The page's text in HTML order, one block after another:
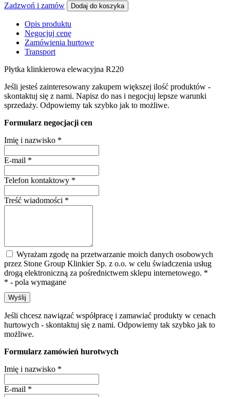
Zadzwoń i zamów Dodaj do koszyka
Opis produktu
Negocjuj cenę
Zamówienia hurtowe
Transport
Płytka klinkierowa elewacyjna R220
Jeśli jesteś zainteresowany zakupem większej ilość produktów -
skontaktuj się z nami. Napisz do nas i negocjuj lepsze warunki
sprzedaży. Odpowiemy tak szybko jak to możliwe.
Formularz negocjacji cen
Imię i nazwisko *
E-mail *
Telefon kontaktowy *
Treść wiadomości *
Wyrażam zgodę na przetwarzanie moich danych osobowych
przez Stone Group Klinkier Sp. z o.o. w celu świadczenia usług
drogą elektroniczną za pośrednictwem sklepu internetowego. *
* - pola wymagane
Wyślij
Jeśli chcesz nawiązać współpracę i zamawiać produkty w cenach
hurtowych - skontaktuj się z nami. Odpowiemy tak szybko jak to
możliwe.
Formularz zamówień hurotwych
Imię i nazwisko *
E-mail *